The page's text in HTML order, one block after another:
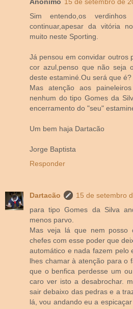
Sim entendo,os
continuar,apesar da vitória
muito neste Sporting.
Já pensou em convidar outros
cor azul,penso que não seja
deste estaminé.Ou será que é?
Mas atenção aos
nenhum do tipo Gomes da
encerramento do "seu"
Um bem haja Dartacão
Jorge Baptista
Responder
Dartacão
15 de setembro
para tipo Gomes da Silva
menos parvo.
Mas veja lá que nem posso
chefes com esse poder que
automático e nada fazem pelo
lhes chamar à atenção para o
que o benfica perdesse um
caro ver isto a desabrochar.
sair debaixo das pedras e a
lá, vou andando eu a